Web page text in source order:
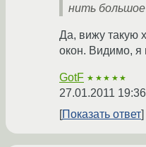
нить большое
Да, вижу такую
окон. Видимо, я
GotF ★★★★★
27.01.2011
Показать ответ